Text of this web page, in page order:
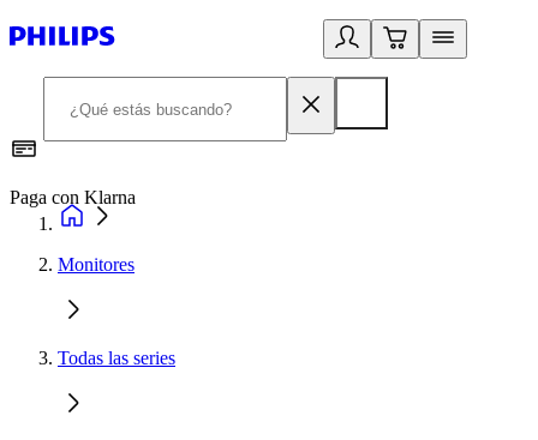
Paga con Klarna
Monitores
Todas las series